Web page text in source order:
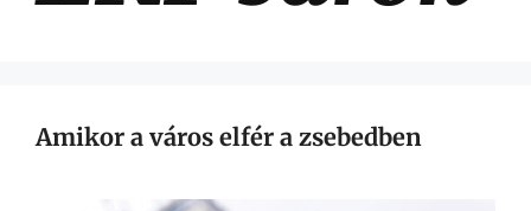
Amikor a város elfér a zsebedben